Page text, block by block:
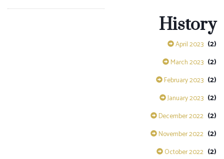
History
April 2023 (2)
March 2023 (2)
February 2023 (2)
January 2023 (2)
December 2022 (2)
November 2022 (2)
October 2022 (2)